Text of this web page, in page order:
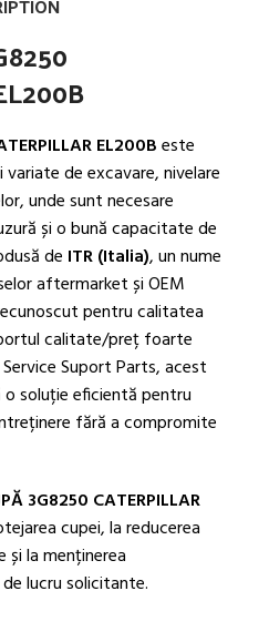
EL200Beste
de excavare, nivelare
unde sunt necesare
și o bună capacitate de
de ITR (Italia), un nume
aftermarket și OEM
pentru calitatea
calitate/preț foarte
Suport Parts, acest
soluție eficientă pentru
fără a compromite
3G8250 CATERPILLAR
cupei, la reducerea
la menținerea
lucru solicitante.